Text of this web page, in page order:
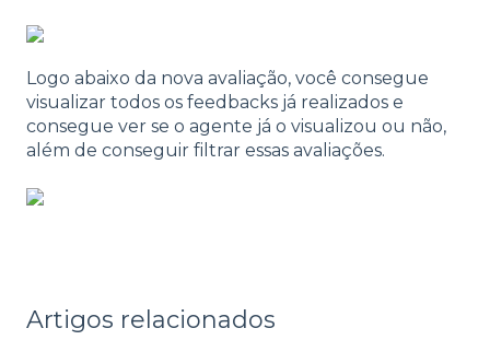
Logo abaixo da nova avaliação, você consegue
visualizar todos os feedbacks já realizados e
consegue ver se o agente já o visualizou ou não,
além de conseguir filtrar essas avaliações.
Artigos relacionados